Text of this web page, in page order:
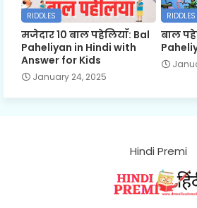
RIDDLES
मजेदार 10 बाल पहेलियाँ: Bal
Paheliyan in Hindi with
Answer for Kids
January 24, 2025
RIDDLES
बाल
Hindi Premi